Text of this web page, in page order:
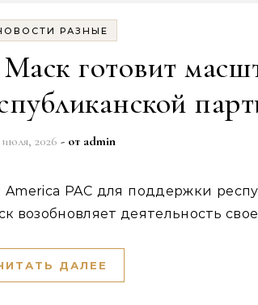
РАЗНЫЕ
готовит
2026 - от admin
возобновляет деятельность
ДАЛЕЕ